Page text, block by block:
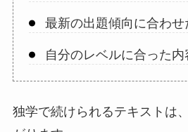
最新の出題傾向に合わ
自分のレベルに合った内
独学で続けられるテキストは